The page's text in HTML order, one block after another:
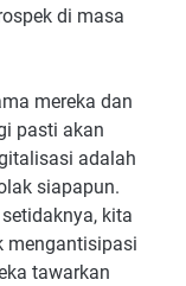
di masa
mereka dan
pasti akan
adalah
siapapun.
kita
mengantisipasi
tawarkan